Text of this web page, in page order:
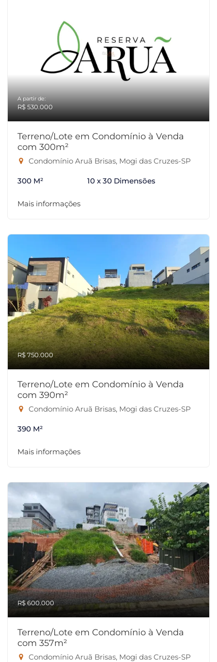
A partir de:
R$ 530.000
Terreno/Lote em Condomínio à Venda
com 300m²
Condomínio Aruã Brisas, Mogi das Cruzes-SP
300 M² 10 x 30 Dimensões
Mais informações
R$ 750.000
Terreno/Lote em Condomínio à Venda
com 390m²
Condomínio Aruã Brisas, Mogi das Cruzes-SP
390 M²
Mais informações
R$ 600.000
Terreno/Lote em Condomínio à Venda
com 357m²
Condomínio Aruã Brisas, Mogi das Cruzes-SP